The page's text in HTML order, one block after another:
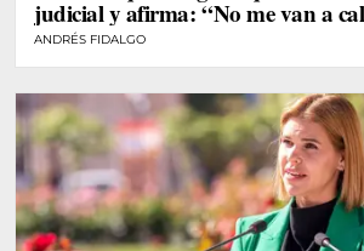
judicial y afirma: “No me van a
ANDRÉS FIDALGO